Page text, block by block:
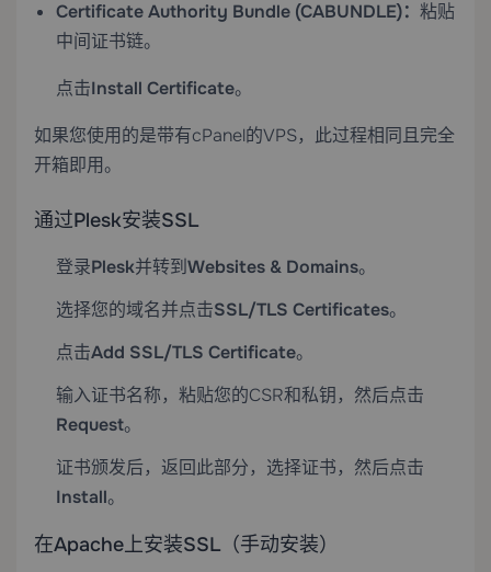
Certificate Authority Bundle (CABUNDLE)： 粘贴
中间证书链。
点击Install Certificate。
如果您使用的是带有cPanel的VPS，此过程相同且完全
开箱即用。
通过Plesk安装SSL
登录Plesk并转到Websites & Domains。
选择您的域名并点击SSL/TLS Certificates。
点击Add SSL/TLS Certificate。
输入证书名称，粘贴您的CSR和私钥，然后点击
Request。
证书颁发后，返回此部分，选择证书，然后点击
Install。
在Apache上安装SSL（手动安装）